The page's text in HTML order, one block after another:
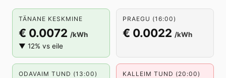
TÄNANE KESKMINE
€ 0.0072 /kWh
▼ 12% vs eile
PRAEGU (16:00)
€ 0.0022 /kWh
ODAVAIM TUND (13:00) KALLEIM TUND (20:00)